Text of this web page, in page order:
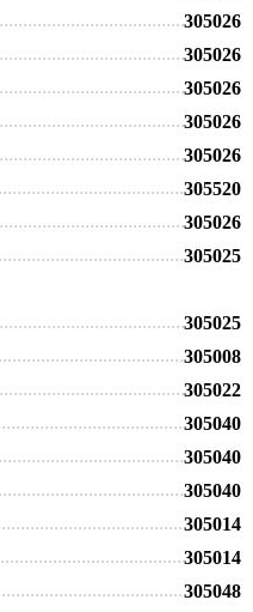
305026
305026
305026
305026
305026
305520
305026
305025
305025
305008
305022
305040
305040
305040
305014
305014
305048